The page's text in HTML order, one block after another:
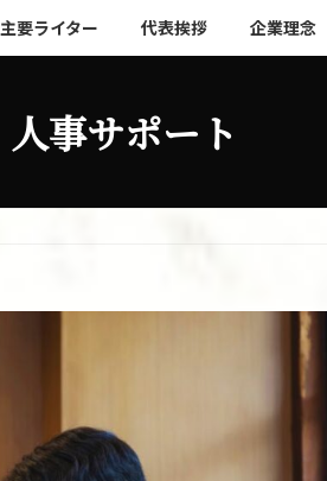
主要ライター 代表挨拶 企業理念
人事サポート